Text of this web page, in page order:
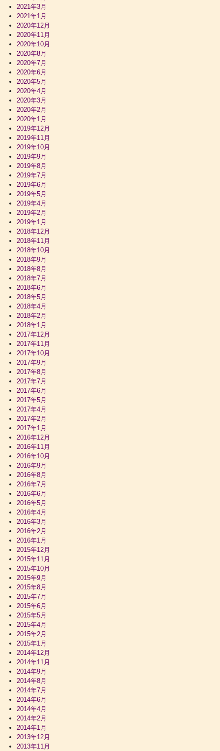
2021年3月
2021年1月
2020年12月
2020年11月
2020年10月
2020年8月
2020年7月
2020年6月
2020年5月
2020年4月
2020年3月
2020年2月
2020年1月
2019年12月
2019年11月
2019年10月
2019年9月
2019年8月
2019年7月
2019年6月
2019年5月
2019年4月
2019年2月
2019年1月
2018年12月
2018年11月
2018年10月
2018年9月
2018年8月
2018年7月
2018年6月
2018年5月
2018年4月
2018年2月
2018年1月
2017年12月
2017年11月
2017年10月
2017年9月
2017年8月
2017年7月
2017年6月
2017年5月
2017年4月
2017年2月
2017年1月
2016年12月
2016年11月
2016年10月
2016年9月
2016年8月
2016年7月
2016年6月
2016年5月
2016年4月
2016年3月
2016年2月
2016年1月
2015年12月
2015年11月
2015年10月
2015年9月
2015年8月
2015年7月
2015年6月
2015年5月
2015年4月
2015年2月
2015年1月
2014年12月
2014年11月
2014年9月
2014年8月
2014年7月
2014年6月
2014年4月
2014年2月
2014年1月
2013年12月
2013年11月